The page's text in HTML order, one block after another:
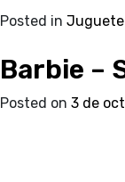
Posted in Juguete
Barbie –
Posted on 3 de